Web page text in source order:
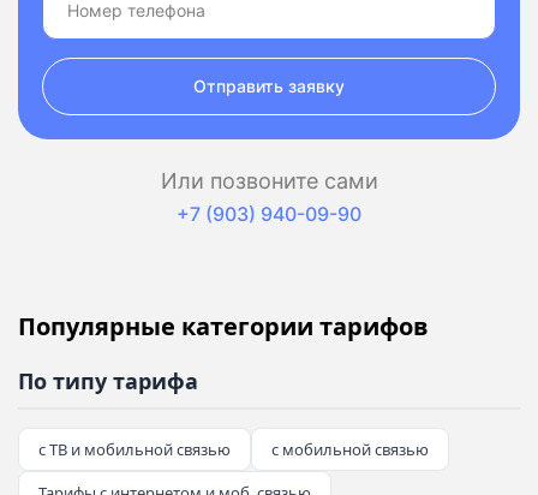
Отправить заявку
Или позвоните сами
+7 (903) 940-09-90
Популярные категории тарифов
По типу тарифа
с ТВ и мобильной связью
с мобильной связью